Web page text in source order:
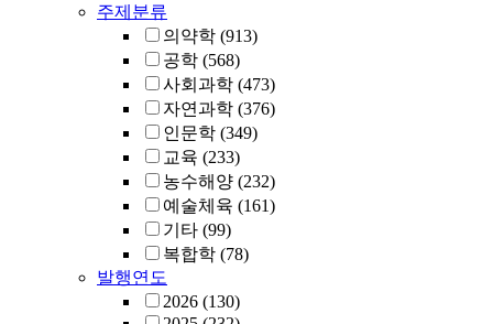
주제분류
의약학 (913)
공학 (568)
사회과학 (473)
자연과학 (376)
인문학 (349)
교육 (233)
농수해양 (232)
예술체육 (161)
기타 (99)
복합학 (78)
발행연도
2026 (130)